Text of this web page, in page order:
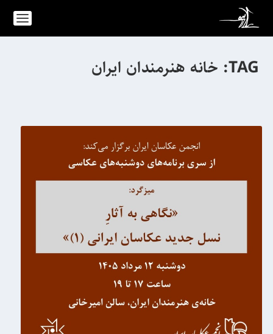
TAG: خانه هنرمندان ایران